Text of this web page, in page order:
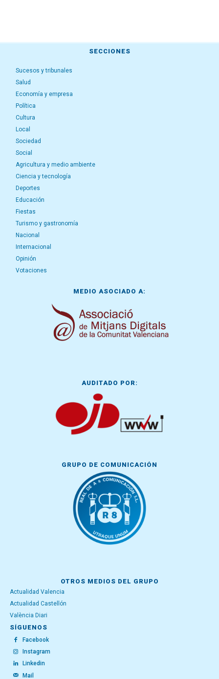
SECCIONES
Sucesos y tribunales
Salud
Economía y empresa
Política
Cultura
Local
Sociedad
Social
Agricultura y medio ambiente
Ciencia y tecnología
Deportes
Educación
Fiestas
Turismo y gastronomía
Nacional
Internacional
Opinión
Votaciones
MEDIO ASOCIADO A:
AUDITADO POR:
GRUPO DE COMUNICACIÓN
OTROS MEDIOS DEL GRUPO
Actualidad Valencia
Actualidad Castellón
València Diari
SÍGUENOS
Facebook
Instagram
Linkedin
Mail